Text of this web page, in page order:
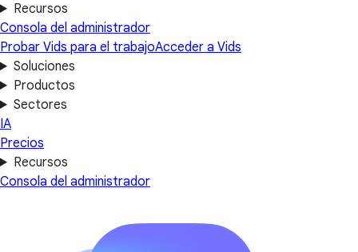
Recursos
Consola del administrador
Probar Vids para el trabajoAcceder a Vids
Soluciones
Productos
Sectores
IA
Precios
Recursos
Consola del administrador